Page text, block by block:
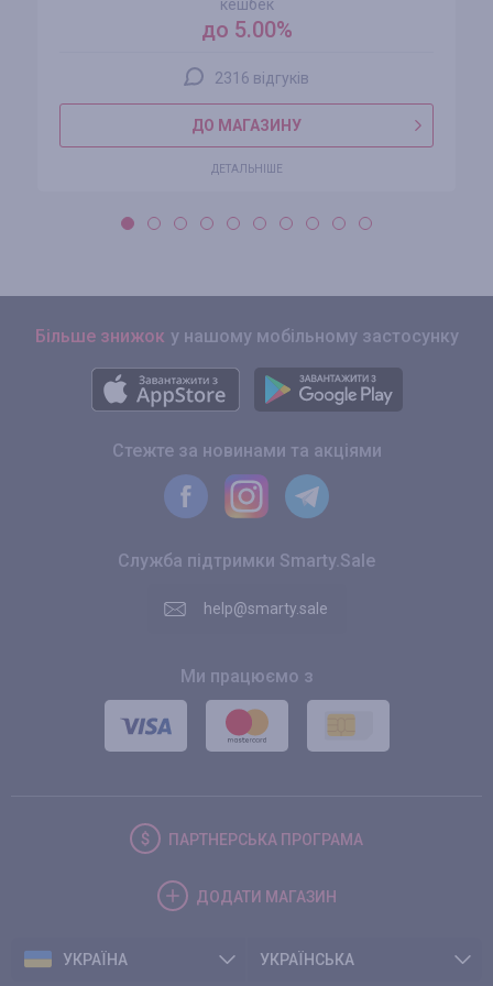
кешбек
до 5.00%
2316 відгуків
ДО МАГАЗИНУ
ДЕТАЛЬНІШЕ
Більше знижок у нашому мобільному застосунку
Стежте за новинами та акціями
Служба підтримки Smarty.Sale
help@smarty.sale
Ми працюємо з
ПАРТНЕРСЬКА ПРОГРАМА
ДОДАТИ МАГАЗИН
УКРАЇНА УКРАЇНСЬКА